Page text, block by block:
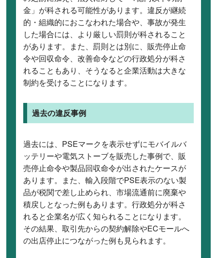
金」が科される可能性があります。違反が継続
的・組織的におこなわれた場合や、事故が発生
した場合には、より厳しい罰則が科されること
があります。また、罰則とは別に、販売停止命
令や回収命令、改善命令などの行政処分が科さ
れることもあり、そうなると企業活動は大きな
制約を受けることになります。
過去の違反事例
過去には、PSEマークを表示せずにモバイルバ
ッテリーや電気ストーブを販売した事例で、販
売停止命令や製品回収命令が出されたケースが
あります。また、輸入段階でPSE表示のない製
品が税関で差し止められ、市場流通前に廃棄や
積戻しとなった例もあります。行政処分が科さ
れると企業名が広く知られることになります。
その結果、取引先からの契約解除やECモールへ
の出店停止につながった例も見られます。